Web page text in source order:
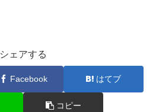
シェアする
Facebook はてブ
コピー